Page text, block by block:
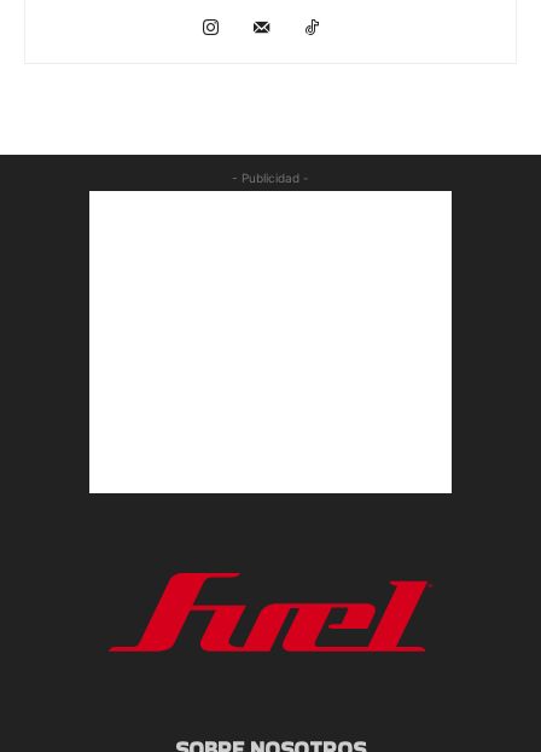
- Publicidad -